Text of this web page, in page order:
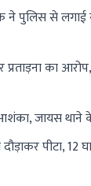
पुलिस से लगाई
का
जायस थाने के
पीटा,